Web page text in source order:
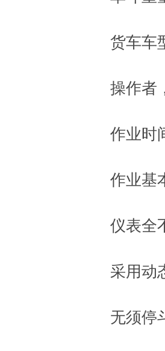
货车车型
操作者，
作业时间
作业基本
仪表全不
采用动态
无须停斗